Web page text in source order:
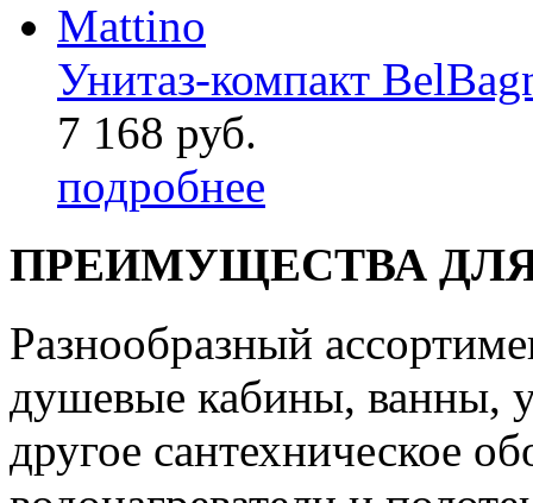
Унитаз-компакт
7 168 руб.
подробнее
ПРЕИМУЩЕСТВА
Разнообразный
душевые кабины, ванны,
другое сантехническое